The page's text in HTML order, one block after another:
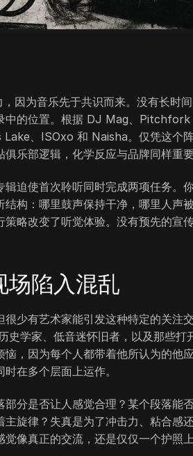
因为音乐先于共识而来。没有长时
中的位置。根据 DJ Mag、
、ISOxo 和 Naisha。仅凭这个
乐部逻辑，化学反应与品牌同样重要
迫使首次聆听同时完成两项任务。
构：哪里鼓声保持干净，哪里人声
略改变了听觉体验。没有预先的宣
陷入混乱
少有艺术家能引发这种特定的关注
史学家、低音迷怀旧者，以及那些打
，因为每个人都带着他所认为的他
在多个层面上运作。
分是否让人感觉合理？某个段落能
旋律？失真是为了冲击力、粘合感
像真正的交流，还是仅仅一个护照上